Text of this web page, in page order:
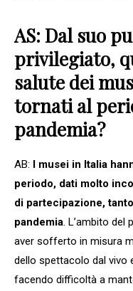
AS: Dal suo
privilegiato,
salute dei
tornati al
pandemia?
AB: I musei in Italia
periodo, dati molto
di partecipazione,
pandemia. L’ambito del
aver sofferto in misura
dello spettacolo dal vivo
facendo difficoltà a